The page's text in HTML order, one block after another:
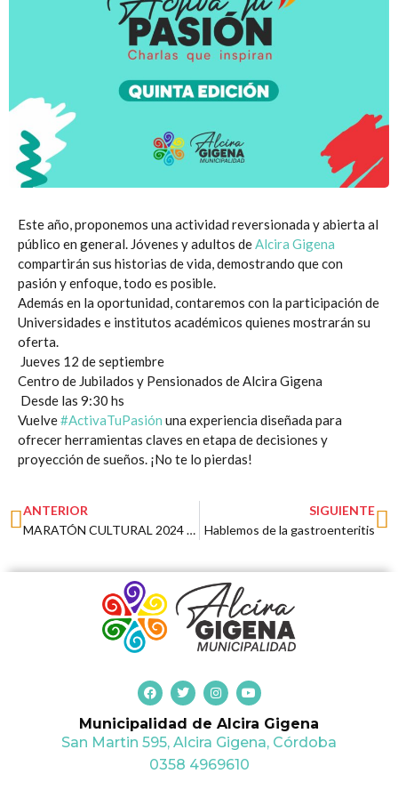
Este año, proponemos una actividad reversionada y abierta al
público en general. Jóvenes y adultos deAlcira Gigena
compartirán sus historias de vida, demostrando que con
pasión y enfoque, todo es posible.
Además en la oportunidad, contaremos con la participación de
Universidades e institutos académicos quienes mostrarán su
oferta.
Jueves 12 de septiembre
Centro de Jubilados y Pensionados de Alcira Gigena
Desde las 9:30 hs
Vuelve#ActivaTuPasión una experiencia diseñada para
ofrecer herramientas claves en etapa de decisiones y
proyección de sueños. ¡No te lo pierdas!
Prev
ANTERIOR
MARATÓN CULTURAL 2024 EN MARCHA: TALLER DE COMUNICACIÓN PARA EMPRENDEDORES
SIGUIENTE
Hablemos de la gastroenteritis
F
a
c
e
b
o
o
k
T
w
i
t
t
e
r
I
n
s
t
a
g
r
a
Y
o
u
t
u
b
e
Municipalidad de Alcira Gigena
San Martin 595, Alcira Gigena, Córdoba
0358 4969610